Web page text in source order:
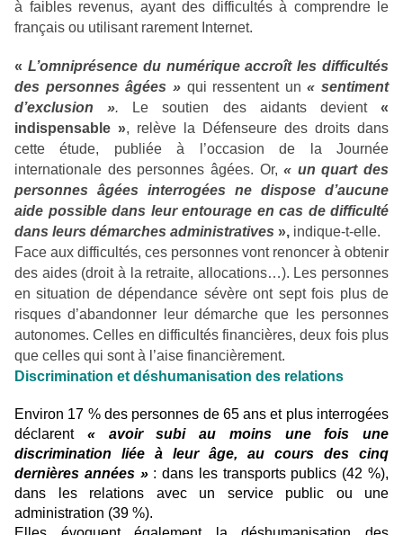
à faibles revenus, ayant des difficultés à comprendre le
français ou utilisant rarement Internet.
« L’omniprésence du numérique accroît les difficultés
des personnes âgées »qui ressentent un« sentiment
d’exclusion ». Le soutien des aidants devient«
indispensable », relève la Défenseure des droits dans
cette étude, publiée à l’occasion de la Journée
internationale des personnes âgées. Or,« un quart des
personnes âgées interrogées ne dispose d’aucune
aide possible dans leur entourage en cas de difficulté
dans leurs démarches administratives », indique-t-elle.
Face aux difficultés, ces personnes vont renoncer à obtenir
des aides (droit à la retraite, allocations…). Les personnes
en situation de dépendance sévère ont sept fois plus de
risques d’abandonner leur démarche que les personnes
autonomes. Celles en difficultés financières, deux fois plus
que celles qui sont à l’aise financièrement.
Discrimination et déshumanisation des relations
Environ 17 % des personnes de 65 ans et plus interrogées
déclarent
« avoir subi au moins une fois une
discrimination liée à leur âge, au cours des cinq
dernières années » : dans les transports publics (42 %),
dans les relations avec un service public ou une
administration (39 %).